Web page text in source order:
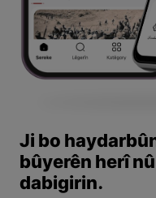
Ji bo
bûyerên herî
dabigirin.